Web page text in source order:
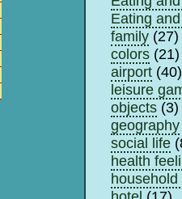
Eating
family (27)
colors (21)
airport (40)
leisure
objects (3)
geography
social life
health